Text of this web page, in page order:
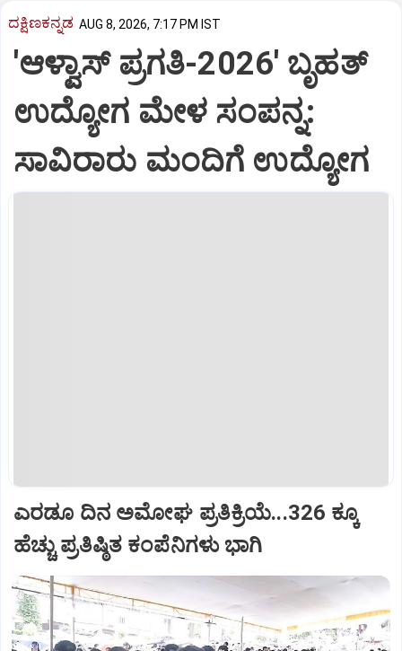
ದಕ್ಷಿಣಕನ್ನಡ AUG 8, 2026, 7:17 PM IST
'ಆಳ್ವಾಸ್‌ ಪ್ರಗತಿ-2026' ಬೃಹತ್
ಉದ್ಯೋಗ ಮೇಳ ಸಂಪನ್ನ:
ಸಾವಿರಾರು ಮಂದಿಗೆ ಉದ್ಯೋಗ
ಎರಡೂ ದಿನ ಅಮೋಘ ಪ್ರತಿಕ್ರಿಯೆ...326 ಕ್ಕೂ
ಹೆಚ್ಚು ಪ್ರತಿಷ್ಠಿತ ಕಂಪೆನಿಗಳು ಭಾಗಿ